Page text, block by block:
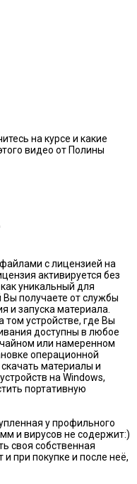
на курсе и какие
видео от Полины
с лицензией на
активируется без
уникальный для
Вы получаете от службы
и запуска материала.
том устройстве, где Вы
доступны в любое
или намеренном
операционной
материалы и
на Windows,
портативную
у профильного
и вирусов не содержит:)
своя собственная
при покупке и после неё,